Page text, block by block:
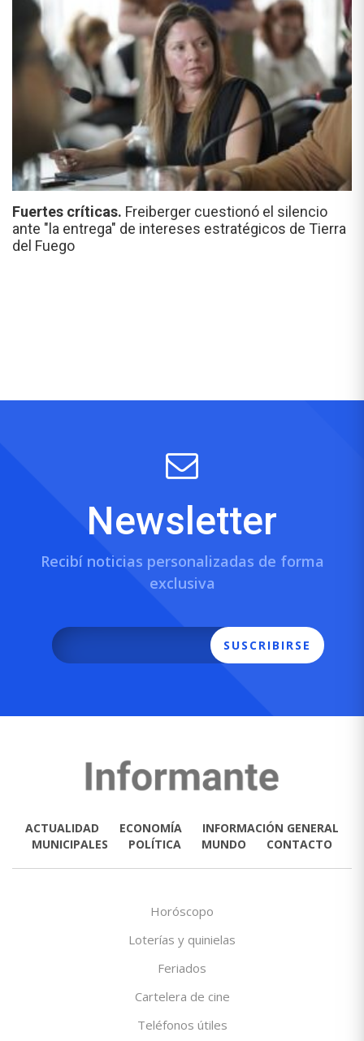
Fuertes críticas. Freiberger cuestionó el silencio
ante "la entrega" de intereses estratégicos de Tierra
del Fuego
Newsletter
Recibí noticias personalizadas de forma
exclusiva
SUSCRIBIRSE
ACTUALIDAD ECONOMÍA
INFORMACIÓN GENERAL
MUNICIPALES
POLÍTICA MUNDO CONTACTO
Horóscopo
Loterías y quinielas
Feriados
Cartelera de cine
Teléfonos útiles